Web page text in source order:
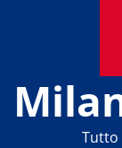
Tutto